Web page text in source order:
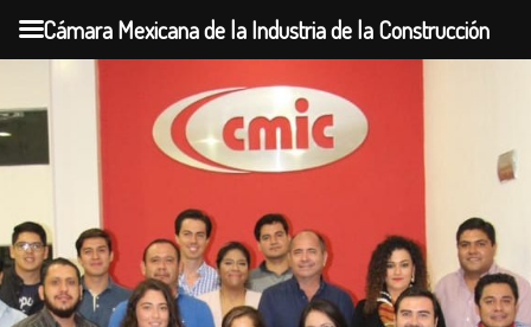
to
content
Cámara Mexicana de la Industria de la Construcción